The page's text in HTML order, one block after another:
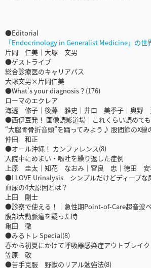
●Editorial
「Endocrinology in Generalist Medicine」の世
片岡 仁美｜大塚 文男
●ゲストライブ
総合診療医のキャリアパス
大塚文男×片岡仁美
●What’s your diagnosis？(176)
ローマのエクレア
海透 修子｜後藤 雅史｜井口 美季子｜奥野
●西伊豆発！ 画像読影道場｜これくらい読めて
“大腿骨骨折音頭”を踊ってみよう♪ 股間節のX線
仲田 和正
●オール沖縄！ カンファレンス(8)
入院中にめまい・嘔吐を繰り返した症例
上原 圭太｜知花 なおみ｜宮良 忠｜徳田 安
●I LOVE Urinalysis シンプルだけどディープな
血尿の4大原因とは？
上田 剛士
●診察で使える！｜急性期Point-of-Care超音波
腹部大動脈瘤を疑った時
亀田 徹
●みるトレ Special(8)
春から初夏にかけて呼吸器感染症アウトブレイク
笠原 敬
●苦手克服 野獣のリアル勉強法(8)